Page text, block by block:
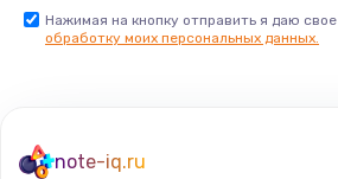
Нажимая на кнопку отправить я даю свое
обработку моих персональных данных.
note-iq.ru